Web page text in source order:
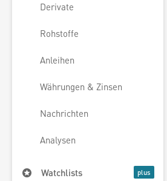
Derivate
Rohstoffe
Anleihen
Währungen & Zinsen
Nachrichten
Analysen
Watchlists